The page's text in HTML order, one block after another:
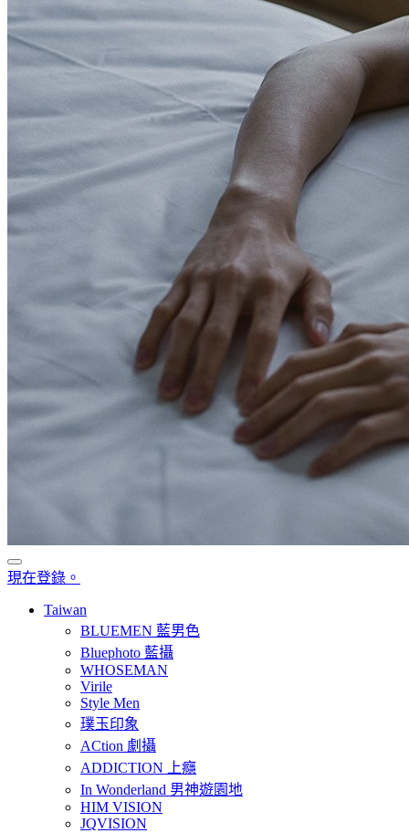
現在登錄。
Taiwan
BLUEMEN 藍男色
Bluephoto 藍攝
WHOSEMAN
Virile
Style Men
璞玉印象
ACtion 劇攝
ADDICTION 上癮
In Wonderland 男神遊園地
HIM VISION
JQVISION